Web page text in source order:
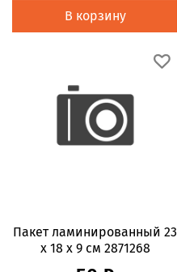
В корзину
Пакет ламинированный 23
х 18 х 9 см 2871268